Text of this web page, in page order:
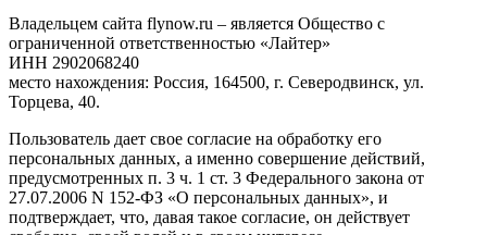
Владельцем сайта flynow.ru – является Общество с
ограниченной ответственностью «Лайтер»
ИНН 2902068240
место нахождения: Россия, 164500, г. Северодвинск, ул.
Торцева, 40.
Пользователь дает свое согласие на обработку его
персональных данных, а именно совершение действий,
предусмотренных п. 3 ч. 1 ст. 3 Федерального закона от
27.07.2006 N 152-ФЗ «О персональных данных», и
подтверждает, что, давая такое согласие, он действует